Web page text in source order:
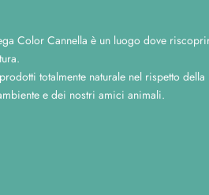
Color Cannella è un luogo dove
totalmente naturale nel rispetto della
e dei nostri amici animali.